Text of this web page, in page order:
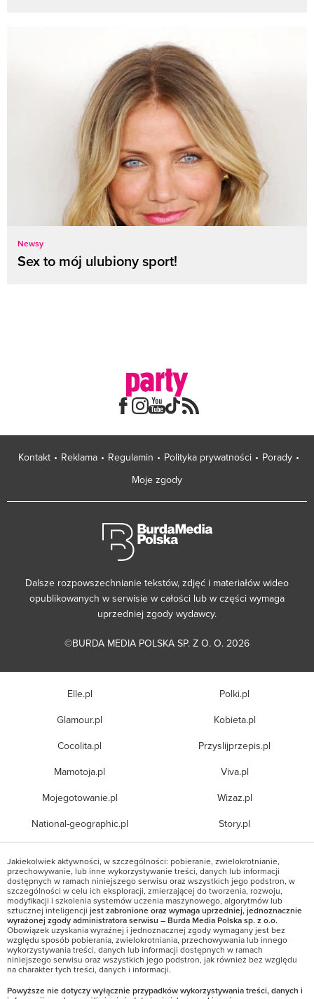
Newsy
Sex to mój ulubiony sport!
Kontakt Reklama Regulamin Polityka prywatności
Porady
Moje zgody
Dalsze rozpowszechnianie tekstów, zdjęć i materiałów wideo
opublikowanych w serwisie w całości lub w części wymaga
uprzedniej zgody wydawcy.
©BURDA MEDIA POLSKA SP. Z O. O. 2026
Elle.pl
Glamour.pl
Cocolita.pl
Mamotoja.pl
Mojegotowanie.pl
National-geographic.pl
Polki.pl
Kobieta.pl
Przyslijprzepis.pl
Viva.pl
Wizaz.pl
Story.pl
Jakiekolwiek aktywności, w szczególności: pobieranie, zwielokrotnianie,
przechowywanie, lub inne wykorzystywanie treści, danych lub informacji
dostępnych w ramach niniejszego serwisu oraz wszystkich jego podstron, w
szczególności w celu ich eksploracji, zmierzającej do tworzenia, rozwoju,
modyfikacji i szkolenia systemów uczenia maszynowego, algorytmów lub
sztucznej inteligencji jest zabronione oraz wymaga uprzedniej, jednoznacznie
wyrażonej zgody administratora serwisu – Burda Media Polska sp. z o.o.
Obowiązek uzyskania wyraźnej i jednoznacznej zgody wymagany jest bez
względu sposób pobierania, zwielokrotniania, przechowywania lub innego
wykorzystywania treści, danych lub informacji dostępnych w ramach
niniejszego serwisu oraz wszystkich jego podstron, jak również bez względu
na charakter tych treści, danych i informacji.
Powyższe nie dotyczy wyłącznie przypadków wykorzystywania treści, danych i